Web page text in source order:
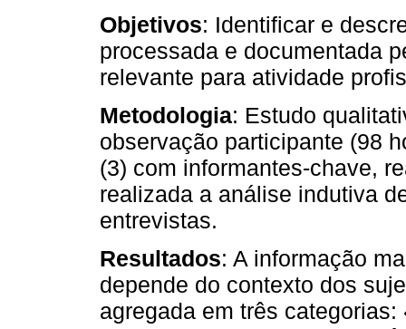
Objetivos: Identificar e
processada e documentada
relevante para atividade
Metodologia: Estudo
observação participante (98
(3) com informantes-chave,
realizada a análise indutiva
entrevistas.
Resultados: A informação
depende do contexto dos
agregada em três